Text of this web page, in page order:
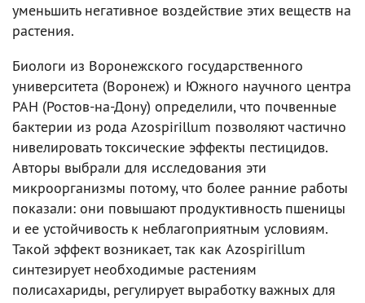
уменьшить негативное воздействие этих веществ на
растения.
Биологи из Воронежского государственного
университета (Воронеж) и Южного научного центра
РАН (Ростов-на-Дону) определили, что почвенные
бактерии из рода Azospirillum позволяют частично
нивелировать токсические эффекты пестицидов.
Авторы выбрали для исследования эти
микроорганизмы потому, что более ранние работы
показали: они повышают продуктивность пшеницы
и ее устойчивость к неблагоприятным условиям.
Такой эффект возникает, так как Azospirillum
синтезирует необходимые растениям
полисахариды, регулирует выработку важных для